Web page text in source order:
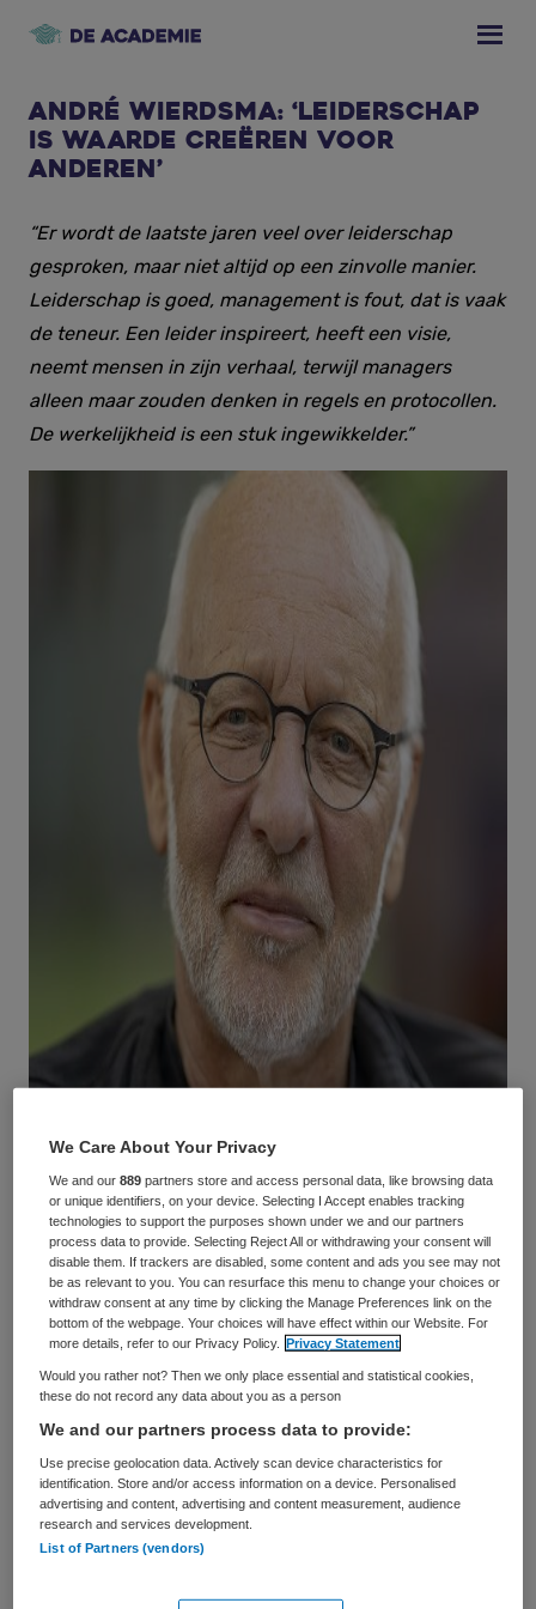
André Wierdsma: ‘Leiderschap
is waarde creëren voor
anderen’
“Er wordt de laatste jaren veel over leiderschap
gesproken, maar niet altijd op een zinvolle manier.
Leiderschap is goed, management is fout, dat is vaak
de teneur. Een leider inspireert, heeft een visie,
neemt mensen in zijn verhaal, terwijl managers
alleen maar zouden denken in regels en protocollen.
De werkelijkheid is een stuk ingewikkelder.”
Dat zegt André Wierdsma. Hij is emeritus hoogleraar
Organiseren en co-creëren bij Nyenrode Business
Universiteit en hij spreekt tijdens demasterclass
Psychologie van Leiderschap op 16 en 17 mei 2022
in Lunteren.
afgelopen jaren veel opgeleverd, aldus Wierdsma. “Er
is meer aandacht voor efficiency, en dat is winst. Als
je goed organiseert kun je meer patiënten
behandelen in minder tijd. Wat dat betreft is er
geleerd van het bedrijfsleven, waar veel aandacht is
voor standaardisatie, kwaliteitsborging en
samenwerking in de keten.”
We Care About Your Privacy
We and our889 partners store and access personal data, like browsing data
or unique identifiers, on your device. Selecting I Accept enables tracking
technologies to support the purposes shown under we and our partners
process data to provide. Selecting Reject All or withdrawing your consent will
disable them. If trackers are disabled, some content and ads you see may not
be as relevant to you. You can resurface this menu to change your choices or
withdraw consent at any time by clicking the Manage Preferences link on the
bottom of the webpage. Your choices will have effect within our Website. For
more details, refer to our Privacy Policy.
Privacy Statement
Would you rather not? Then we only place essential and statistical cookies,
these do not record any data about you as a person
We and our partners process data to provide:
Use precise geolocation data. Actively scan device characteristics for
identification. Store and/or access information on a device. Personalised
advertising and content, advertising and content measurement, audience
research and services development.
List of Partners (vendors)